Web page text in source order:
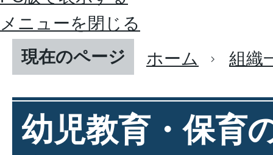
メニューを閉じる
現在のページ
ホーム 組織
幼児教育・保育